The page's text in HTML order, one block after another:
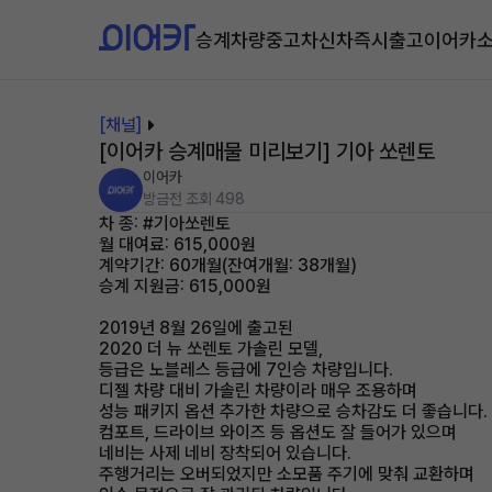
승계차량중고차신차즉시출고이어카
[채널]
[이어카 승계매물 미리보기] 기아 쏘렌토
이어카
방금전 조회 498
차 종: #기아쏘렌토
월 대여료: 615,000원
계약기간: 60개월(잔여개월: 38개월)
승계 지원금: 615,000원
2019년 8월 26일에 출고된
2020 더 뉴 쏘렌토 가솔린 모델,
등급은 노블레스 등급에 7인승 차량입니다.
디젤 차량 대비 가솔린 차량이라 매우 조용하며
성능 패키지 옵션 추가한 차량으로 승차감도 더 좋습니다.
컴포트, 드라이브 와이즈 등 옵션도 잘 들어가 있으며
네비는 사제 네비 장착되어 있습니다.
주행거리는 오버되었지만 소모품 주기에 맞춰 교환하며